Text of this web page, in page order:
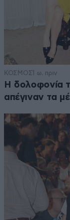
ΚΟΣΜΟΣ1 ω. πριν
Η δολοφονία
απέγιναν τα